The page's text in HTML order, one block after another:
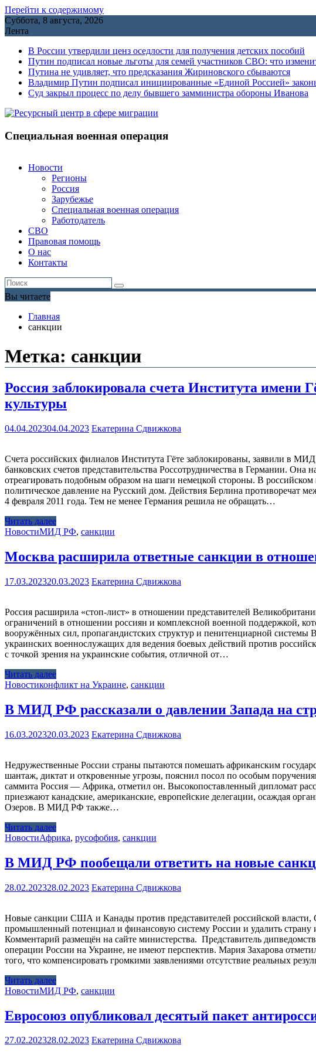
Перейти к содержимому
Суббота, 8 августа, 2026
Лента
В России утвердили ценз оседлости для получения детских пособий
Путин подписал новые льготы для семей участников СВО: что
Путина не удивляет, что предсказания Жириновского сбываются
Владимир Путин подписал инициированные «Единой Россией»
Cуд закрыл процесс по делу бывшего замминистра обороны Иванова
Специальная военная операция
Новости
Регионы
Россия
Зарубежье
Специальная военная операция
Работодатель
СВО
Правовая помощь
О нас
Контакты
Вы читаете
Главная
санкции
Метка: санкции
Россия заблокировала счета Института имени
культуры
04.04.202304.04.2023 Екатерина Сдвижкова
Счета российских филиалов Института Гёте заблокированы, заявили в
банковских счетов представительства Россотрудничества в Германии.
отреагировать подобным образом на шаги немецкой стороны. В
политическое давление на Русский дом. Действия Берлина противоречат
4 февраля 2011 года. Тем не менее Германия решила не обращать…
Читать далее
НовостиМИД РФ, санкции
Москва расширила ответные санкции в
17.03.202320.03.2023 Екатерина Сдвижкова
Россия расширила «стоп-лист» в отношении представителей
ограничений в отношении россиян и комплексной военной поддержкой,
вооружённых сил, пропагандистских структур и пенитенциарной системы
украинских военнослужащих для ведения боевых действий против
с точкой зрения на украинские события, отличной от…
Читать далее
Новостиконфликт на Украине, санкции
В МИД РФ рассказали о давлении Запада на
16.03.202320.03.2023 Екатерина Сдвижкова
Недружественные России страны пытаются помешать африканским
шантаж, диктат и откровенные угрозы, пояснил посол по особым
саммита Россия — Африка, отметил он. Высокопоставленный дипломат
приезжают канадские, американские, европейские делегации, осаждая
Озеров. В МИД РФ также…
Читать далее
НовостиАфрика, русофобия, санкции
В МИД РФ пообещали ответить на новые
28.02.202328.02.2023 Екатерина Сдвижкова
Новые санкции США и Канады против представителей российской
промышленный потенциал и финансовую систему России и удалить
Комментарий размещён на сайте министерства. Представитель
операции России на Украине, не имеют перспектив. Мария Захарова
того, что компенсировать громкими заявлениями отсутствие реальных
Читать далее
НовостиМИД РФ, санкции
Евросоюз опубликовал десятый пакет
27.02.202328.02.2023 Екатерина Сдвижкова